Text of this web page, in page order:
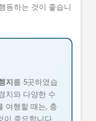
동하는 것이 좋습니
지 를 5곳하였습
치와 다양한 수
여행할 때는, 충
이 중요합니다.